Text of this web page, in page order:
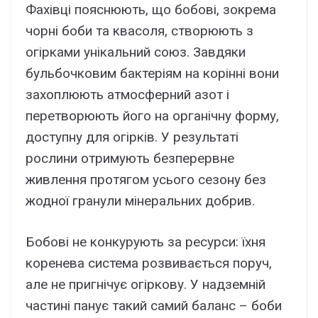
Фахівці пояснюють, що бобові, зокрема
чорні боби та квасоля, створюють з
огірками унікальний союз. Завдяки
бульбочковим бактеріям на корінні вони
захоплюють атмосферний азот і
перетворюють його на органічну форму,
доступну для огірків. У результаті
рослини отримують безперервне
живлення протягом усього сезону без
жодної гранули мінеральних добрив.
Бобові не конкурують за ресурси: їхня
коренева система розвивається поруч,
але не пригнічує огіркову. У надземній
частині панує такий самий баланс – боби